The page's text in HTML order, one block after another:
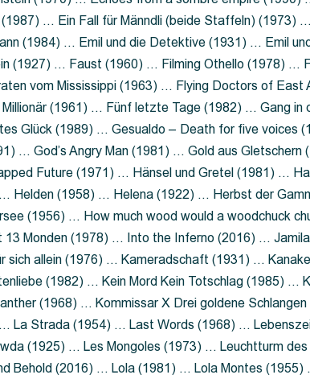
(1987) … Ein Fall für Männdli (beide Staffeln) (1973)
(1984) … Emil und die Detektive (1931) … Emil
(1927) … Faust (1960) … Filming Othello (1978) …
vom Mississippi (1963) … Flying Doctors of
Millionär (1961) … Fünf letzte Tage (1982) … Gang
Glück (1989) … Gesualdo – Death for five voices
… God’s Angry Man (1981) … Gold aus
Future (1971) … Hänsel und Gretel (1981) …
Helden (1958) … Helena (1922) … Herbst der
(1956) … How much wood would a woodchuck
13 Monden (1978) … Into the Inferno (2016) …
sich allein (1976) … Kameradschaft (1931) …
(1982) … Kein Mord Kein Totschlag (1985) …
(1968) … Kommissar X Drei goldene
La Strada (1954) … Last Words (1968) …
(1925) … Les Mongoles (1973) … Leuchtturm
Behold (2016) … Lola (1981) … Lola Montes